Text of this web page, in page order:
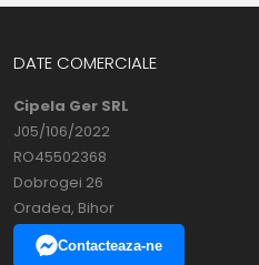
DATE COMERCIALE
Cipela Ger SRL
J05/106/2022
RO45502368
Dobrogei 26
Oradea, Bihor
Contacteaza-ne